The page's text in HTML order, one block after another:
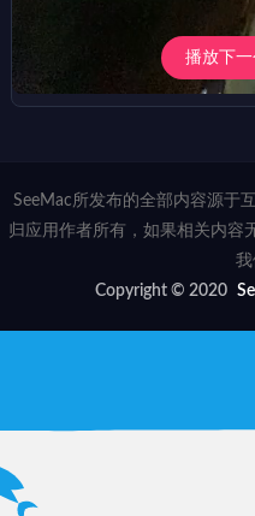
播放下一
SeeMac所发布的全部内容源于
归应用作者所有，如果相关内容
我
Copyright © 2020